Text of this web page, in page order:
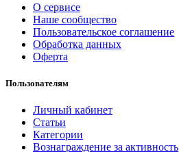
О сервисе
Наше сообщество
Пользовательское соглашение
Обработка данных
Оферта
Пользователям
Личный кабинет
Статьи
Категории
Вознаграждение за активность